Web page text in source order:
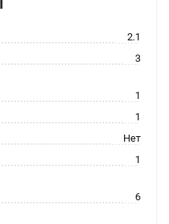
2.1
3
1
1
Нет
1
6